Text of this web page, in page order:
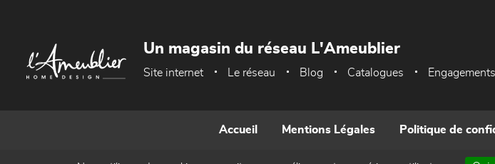
Un magasin du réseau L'Ameublier
Site internet Le réseau Blog Catalogues Engagements
Accueil Mentions Légales Politique de